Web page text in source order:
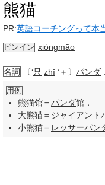
熊猫
PR:英語コーチングって本
ピンイン xióngmāo
名詞 〔‘只 zhī ’＋〕 パンダ
用例
熊猫馆＝パンダ館．
大熊猫＝ ジャイアント
小熊猫＝ レッサーパン